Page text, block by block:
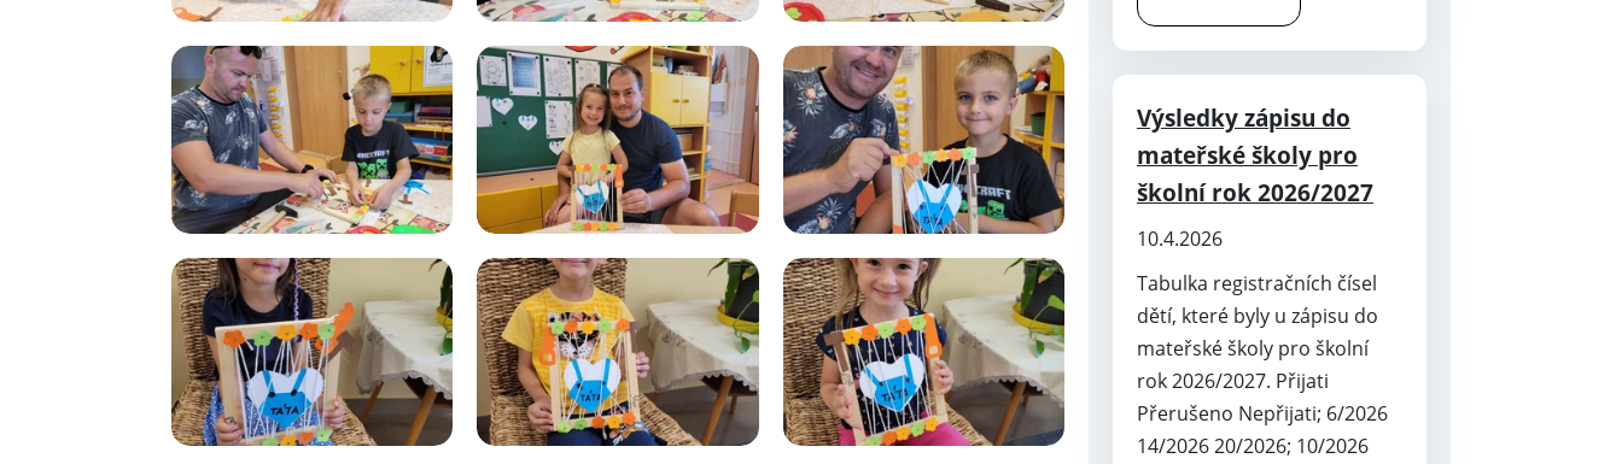
Výsledky zápisu do
mateřské školy pro
školní rok 2026/2027
10.4.2026
Tabulka registračních čísel
dětí, které byly u zápisu do
mateřské školy pro školní
rok 2026/2027. Přijati
Přerušeno Nepřijati; 6/2026
14/2026 20/2026; 10/2026